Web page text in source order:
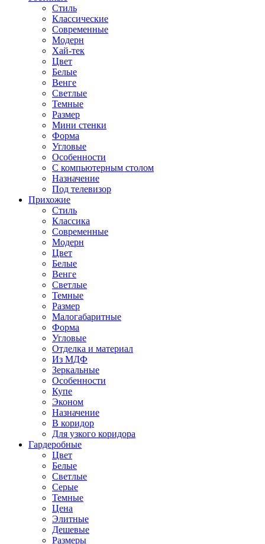
Стиль
Классические
Современные
Модерн
Хай-тек
Цвет
Белые
Венге
Светлые
Темные
Размер
Мини стенки
Форма
Угловые
Особенности
С компьютерным столом
Назначение
Под телевизор
Прихожие
Стиль
Классика
Современные
Модерн
Цвет
Белые
Венге
Светлые
Темные
Размер
Малогабаритные
Форма
Угловые
Отделка и материал
Из МДФ
Зеркальные
Особенности
Купе
Эконом
Назначение
В коридор
Для узкого коридора
Гардеробные
Цвет
Белые
Светлые
Серые
Темные
Цена
Элитные
Дешевые
Размеры